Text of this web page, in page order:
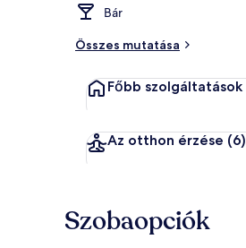
Bár
Összes mutatása
Főbb szolgáltatások
Az otthon érzése (6)
Szobaopciók